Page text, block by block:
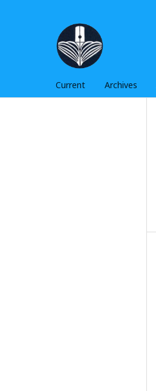
Current Archives